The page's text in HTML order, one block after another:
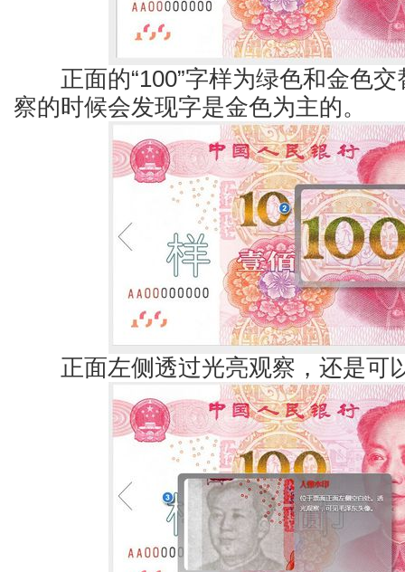
正面的“100”字样为绿色和金色交
察的时候会发现字是金色为主的。
正面左侧透过光亮观察，还是可